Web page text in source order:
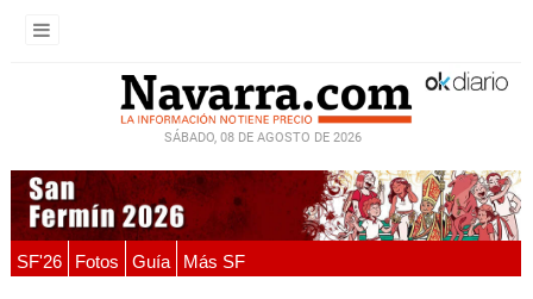
SÁBADO, 08 DE AGOSTO DE 2026
SF'26 Fotos Guía Más SF